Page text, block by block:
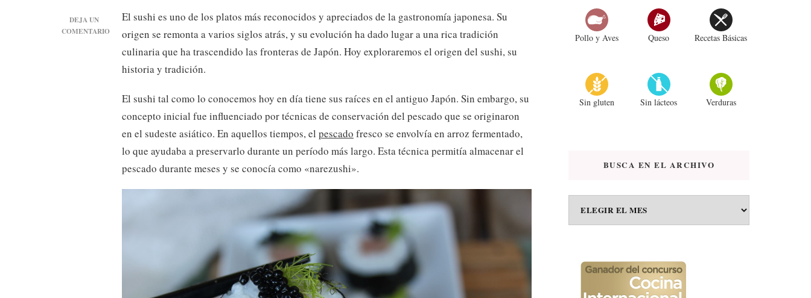
DEJA UN
COMENTARIO
TRADICIÓN
El sushi es uno de los platos más reconocidos y apreciados de la gastronomía japonesa. Su
origen se remonta a varios siglos atrás, y su evolución ha dado lugar a una rica tradición
culinaria que ha trascendido las fronteras de Japón. Hoy exploraremos el origen del sushi, su
historia y tradición.
El sushi tal como lo conocemos hoy en día tiene sus raíces en el antiguo Japón. Sin embargo, su
concepto inicial fue influenciado por técnicas de conservación del pescado que se originaron
en el sudeste asiático. En aquellos tiempos, el pescado fresco se envolvía en arroz fermentado,
lo que ayudaba a preservarlo durante un período más largo. Esta técnica permitía almacenar el
pescado durante meses y se conocía como «narezushi».
Pollo y Aves Queso Recetas Básicas
Sin gluten Sin lácteos Verduras
BUSCA EN EL ARCHIVO